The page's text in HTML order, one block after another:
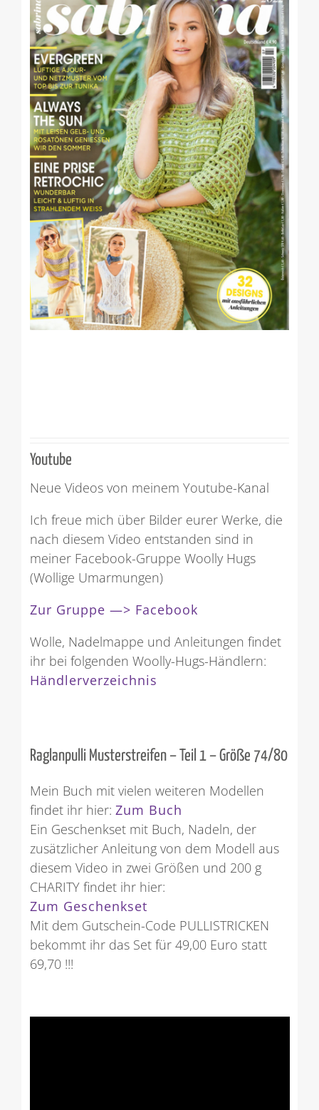
Youtube
Neue Videos von meinem Youtube-Kanal
Ich freue mich über Bilder eurer Werke, die
nach diesem Video entstanden sind in
meiner Facebook-Gruppe Woolly Hugs
(Wollige Umarmungen)
Zur Gruppe —> Facebook
Wolle, Nadelmappe und Anleitungen findet
ihr bei folgenden Woolly-Hugs-Händlern:
Händlerverzeichnis
Raglanpulli Musterstreifen – Teil 1 – Größe 74/80
Mein Buch mit vielen weiteren Modellen
findet ihr hier: Zum Buch
Ein Geschenkset mit Buch, Nadeln, der
zusätzlicher Anleitung von dem Modell aus
diesem Video in zwei Größen und 200 g
CHARITY findet ihr hier:
Zum Geschenkset
Mit dem Gutschein-Code PULLISTRICKEN
bekommt ihr das Set für 49,00 Euro statt
69,70 !!!